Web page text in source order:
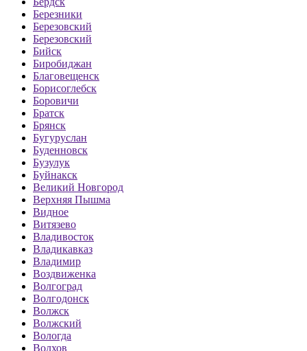
Березники
Березовский
Березовский
Бийск
Биробиджан
Благовещенск
Борисоглебск
Боровичи
Братск
Брянск
Бугуруслан
Буденновск
Бузулук
Буйнакск
Великий Новгород
Верхняя Пышма
Видное
Витязево
Владивосток
Владикавказ
Владимир
Воздвиженка
Волгоград
Волгодонск
Волжск
Волжский
Вологда
Волхов